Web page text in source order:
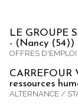
LE GROUPE
- (Nancy (54))
OFFRES
CARREFOUR
ressources
ALTERNANCE /